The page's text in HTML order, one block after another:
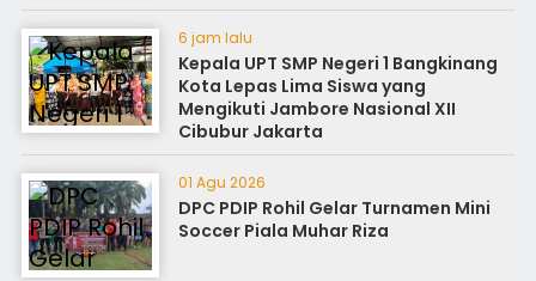
6 jam lalu
Kepala UPT SMP Negeri 1 Bangkinang
Kota Lepas Lima Siswa yang
Mengikuti Jambore Nasional XII
Cibubur Jakarta
01 Agu 2026
DPC PDIP Rohil Gelar Turnamen Mini
Soccer Piala Muhar Riza